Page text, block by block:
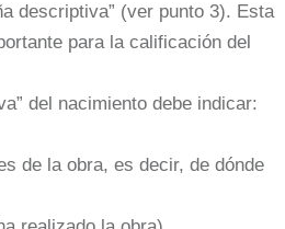
descriptiva” (ver punto 3). Esta
para la calificación del
del nacimiento debe indicar:
de la obra, es decir, de dónde